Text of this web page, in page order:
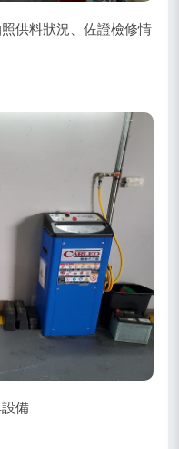
供料狀況、佐證檢修情
備